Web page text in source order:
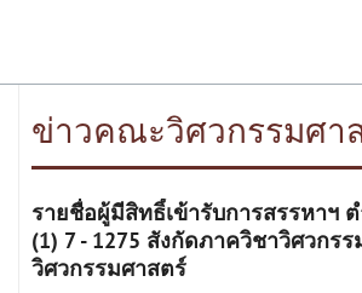
ข่าวคณะวิศวกรรมศา
รายชื่อผู้มีสิทธิ์เข้ารับการสรรหาฯ
(1) 7 - 1275 สังกัดภาควิชาวิศวกร
วิศวกรรมศาสตร์